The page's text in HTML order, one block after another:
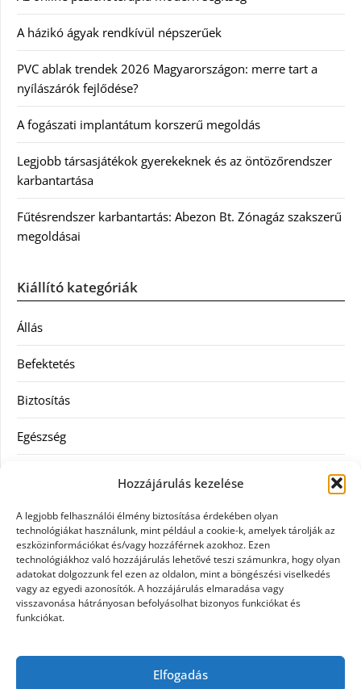
Hozzájárulás kezelése
A legjobb felhasználói élmény biztosítása érdekében olyan
technológiákat használunk, mint például a cookie-k, amelyek tárolják az
eszközinformációkat és/vagy hozzáférnek azokhoz. Ezen
technológiákhoz való hozzájárulás lehetővé teszi számunkra, hogy olyan
adatokat dolgozzunk fel ezen az oldalon, mint a böngészési viselkedés
vagy az egyedi azonosítók. A hozzájárulás elmaradása vagy
visszavonása hátrányosan befolyásolhat bizonyos funkciókat és
funkciókat.
Elfogadás
A házikó ágyak rendkívül népszerűek
PVC ablak trendek 2026 Magyarországon: merre tart a
nyílászárók fejlődése?
A fogászati implantátum korszerű megoldás
Legjobb társasjátékok gyerekeknek és az öntözőrendszer
karbantartása
Fűtésrendszer karbantartás: Abezon Bt. Zónagáz szakszerű
megoldásai
Kiállító kategóriák
Állás
Befektetés
Biztosítás
Egészség
Ingatlan
Művészetek és szórakozás
Múzeumok
Szolgáltatás
Szórakozás